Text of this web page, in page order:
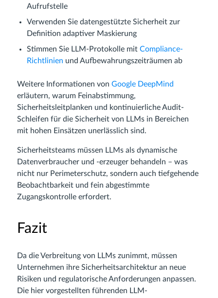
Aufrufstelle
Verwenden Sie datengestützte Sicherheit zur
Definition adaptiver Maskierung
Stimmen Sie LLM-Protokolle mit Compliance-
Richtlinien und Aufbewahrungszeiträumen ab
Weitere Informationen von Google DeepMind
erläutern, warum Feinabstimmung,
Sicherheitsleitplanken und kontinuierliche Audit-
Schleifen für die Sicherheit von LLMs in Bereichen
mit hohen Einsätzen unerlässlich sind.
Sicherheitsteams müssen LLMs als dynamische
Datenverbraucher und -erzeuger behandeln – was
nicht nur Perimeterschutz, sondern auch tiefgehende
Beobachtbarkeit und fein abgestimmte
Zugangskontrolle erfordert.
Fazit
Da die Verbreitung von LLMs zunimmt, müssen
Unternehmen ihre Sicherheitsarchitektur an neue
Risiken und regulatorische Anforderungen anpassen.
Die hier vorgestellten führenden LLM-